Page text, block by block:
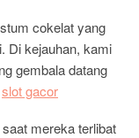
cokelat yang
Di kejauhan, kami
gembala datang
slot gacor
mereka terlibat